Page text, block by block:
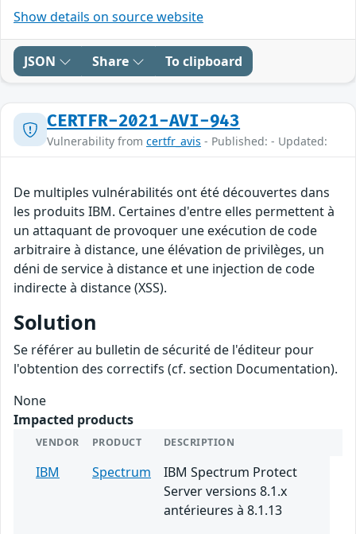
Show details on source website
JSON Share To clipboard
CERTFR-2021-AVI-943
Vulnerability from certfr_avis - Published: - Updated:
De multiples vulnérabilités ont été découvertes dans
les produits IBM. Certaines d'entre elles permettent à
un attaquant de provoquer une exécution de code
arbitraire à distance, une élévation de privilèges, un
déni de service à distance et une injection de code
indirecte à distance (XSS).
Solution
Se référer au bulletin de sécurité de l'éditeur pour
l'obtention des correctifs (cf. section Documentation).
None
Impacted products
VENDOR PRODUCT DESCRIPTION
IBM Spectrum
IBM Spectrum Protect
Server versions 8.1.x
antérieures à 8.1.13